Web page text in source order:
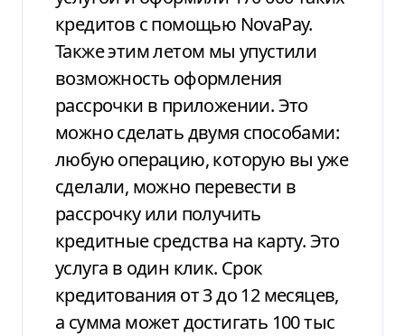
кредитов с помощью NovaPay.
Также этим летом мы упустили
возможность оформления
рассрочки в приложении. Это
можно сделать двумя способами:
любую операцию, которую вы уже
сделали, можно перевести в
рассрочку или получить
кредитные средства на карту. Это
услуга в один клик. Срок
кредитования от 3 до 12 месяцев,
а сумма может достигать 100 тыс